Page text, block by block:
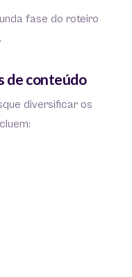
fase do roteiro
de conteúdo
diversificar os